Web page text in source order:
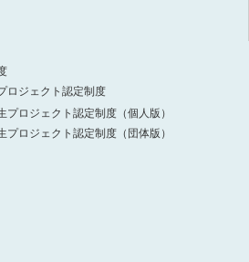
ロジェクト認定制度
ロジェクト認定制度（個人版）
ロジェクト認定制度（団体版）